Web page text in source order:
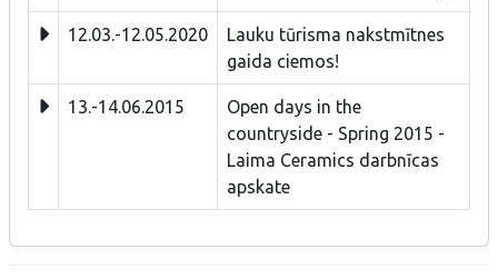
12.03.-12.05.2020
Lauku tūrisma nakstmītnes
gaida ciemos!
13.-14.06.2015
Open days in the
countryside - Spring 2015 -
Laima Ceramics darbnīcas
apskate